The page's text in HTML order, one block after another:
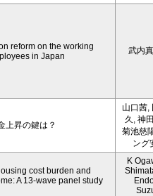
reform on the working
in Japan
武内
上昇の鍵は？
山口茜,
久, 神
菊池慈
ング
cost burden and
A 13-wave panel study
K